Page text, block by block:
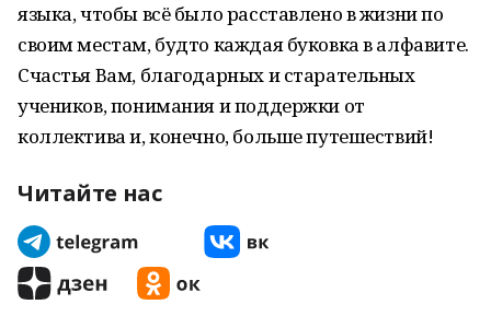
языка, чтобы всё было расставлено в жизни по
своим местам, будто каждая буковка в алфавите.
Счастья Вам, благодарных и старательных
учеников, понимания и поддержки от
коллектива и, конечно, больше путешествий!
Читайте нас